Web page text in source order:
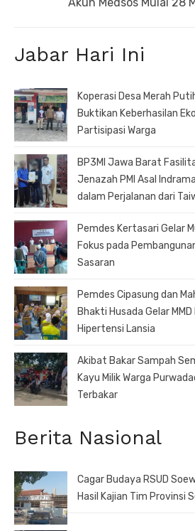
Jabar Hari Ini
Koperasi Desa Merah
Buktikan Keberhasilan
Partisipasi Warga
BP3MI Jawa Barat
Jenazah PMI Asal
dalam Perjalanan dari
Pemdes Kertasari Gelar
Fokus pada
Sasaran
Pemdes Cipasung dan
Bhakti Husada Gelar
Hipertensi Lansia
Akibat Bakar Sampah
Kayu Milik Warga
Terbakar
Berita Nasional
Cagar Budaya RSUD
Hasil Kajian Tim Provinsi